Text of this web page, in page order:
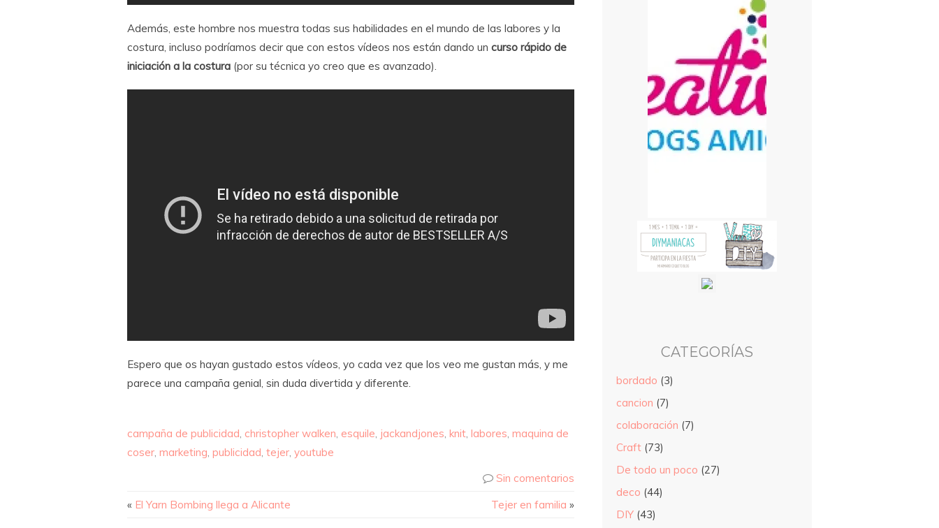
Además, este hombre nos muestra todas sus habilidades en el mundo de las labores y la
costura, incluso podríamos decir que con estos vídeos nos están dando un curso rápido de
iniciación a la costura (por su técnica yo creo que es avanzado).
Espero que os hayan gustado estos vídeos, yo cada vez que los veo me gustan más, y me
parece una campaña genial, sin duda divertida y diferente.
campaña de publicidad, christopher walken, esquile, jackandjones, knit, labores, maquina de
coser, marketing, publicidad, tejer, youtube
Sin comentarios
« El Yarn Bombing llega a Alicante Tejer en familia »
CATEGORÍAS
bordado (3)
cancion (7)
colaboración (7)
Craft (73)
De todo un poco (27)
deco (44)
DIY (43)